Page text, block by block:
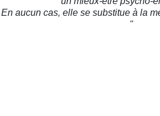
En aucun cas, elle se substitue à la
"